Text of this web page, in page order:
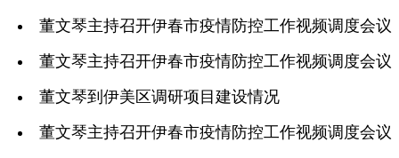
董文琴主持召开伊春市疫情防控工作视频调度会议
董文琴主持召开伊春市疫情防控工作视频调度会议
董文琴到伊美区调研项目建设情况
董文琴主持召开伊春市疫情防控工作视频调度会议